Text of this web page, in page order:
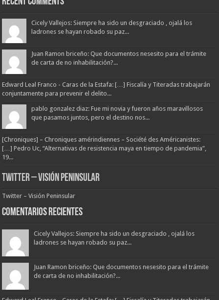
Cicely Vallejos: Siempre ha sido un desgraciado , ojalá los
ladrones se hayan robado su paz...
Juan Ramon briceño: Que documentos nesesito para el trámite
de carta de no inhabilitación?...
Edward Leal Franco - Caras de la Estafa: […] Fiscalía y Titeradas trabajarán
conjuntamente para prevenir el delito...
pablo gonzalez diaz: Fue mi novia y fueron años maravillosos
que pasamos juntos, pero el destino nos...
[Chroniques] – Chroniques amérindiennes – Société des Américanistes:
[…] Pedro Uc, “Alternativas de resistencia maya en tiempo de pandemia”,
19...
Twitter – Visión Peninsular
Twitter – Visión Peninsular
Comentarios Recientes
Cicely Vallejos: Siempre ha sido un desgraciado , ojalá los
ladrones se hayan robado su paz...
Juan Ramon briceño: Que documentos nesesito para el trámite
de carta de no inhabilitación?...